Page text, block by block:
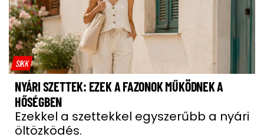
SIKK
NYÁRI SZETTEK: EZEK A FAZONOK MŰKÖDNEK A
HŐSÉGBEN
Ezekkel a szettekkel egyszerűbb a nyári
öltözködés.